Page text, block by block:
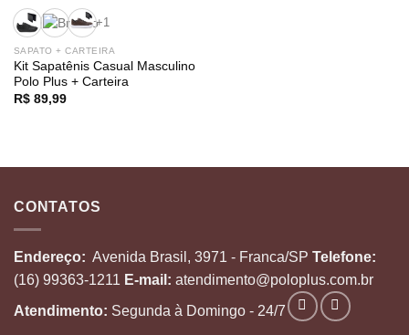
+1
SAPATO + CARTEIRA
Kit Sapatênis Casual Masculino
Polo Plus + Carteira
R$89,99
CONTATOS
Endereço: Avenida Brasil, 3971 - Franca/SP Telefone:
(16) 99363-1211 E-mail: atendimento@poloplus.com.br
Atendimento: Segunda à Domingo - 24/7